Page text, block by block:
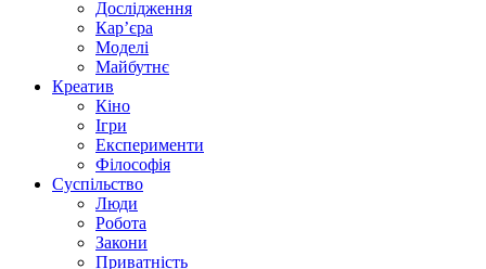
Дослідження
Кар’єра
Моделі
Майбутнє
Креатив
Кіно
Ігри
Експерименти
Філософія
Суспільство
Люди
Робота
Закони
Приватність